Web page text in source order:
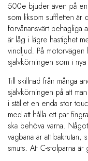
500e bjuder även på
som liksom suffletten är
förvånansvärt behagliga
är låg i lägre hastighet
vindljud. På motorvägen
självkörningen som i
Till skillnad från många
självkörningen på att
i stället en enda stor
med att hålla ett par
ska behöva varna.
vägbana är att bakrutan,
smuts. Att C-stolparna